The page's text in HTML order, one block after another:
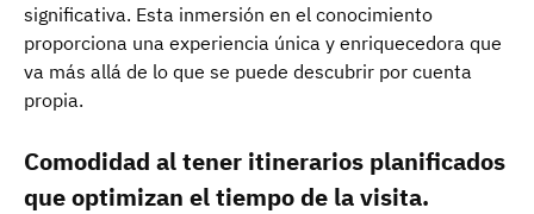
significativa. Esta inmersión en el conocimiento
proporciona una experiencia única y enriquecedora que
va más allá de lo que se puede descubrir por cuenta
propia.
Comodidad al tener itinerarios planificados
que optimizan el tiempo de la visita.